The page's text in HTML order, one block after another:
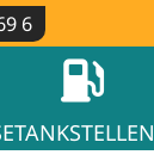
6
TANKSTELLEN